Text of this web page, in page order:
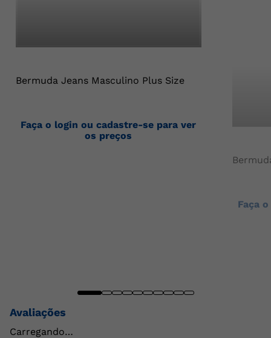
Bermuda Jeans Masculino Plus Size
Faça o login ou cadastre-se para ver
os preços
Faça
Avaliações
Carregando…